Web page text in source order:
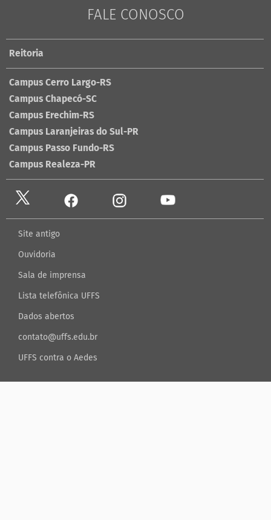
FALE CONOSCO
Reitoria
Campus Cerro Largo-RS
Campus Chapecó-SC
Campus Erechim-RS
Campus Laranjeiras do Sul-PR
Campus Passo Fundo-RS
Campus Realeza-PR
Site antigo
Ouvidoria
Sala de imprensa
Lista telefônica UFFS
Dados abertos
contato@uffs.edu.br
UFFS contra o Aedes